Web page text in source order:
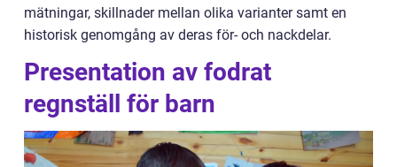
mätningar, skillnader mellan olika varianter samt en
historisk genomgång av deras för- och nackdelar.
Presentation av fodrat
regnställ för barn